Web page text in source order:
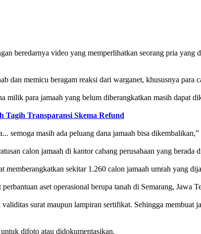
beredarnya video yang memperlihatkan seorang pria yang
dan memicu beragam reaksi dari warganet, khususnya para
milik para jamaah yang belum diberangkatkan masih dapat
Tagih Transparansi Skema Refund
semoga masih ada peluang dana jamaah bisa
calon jamaah di kantor cabang perusahaan yang
sekitar 1.260 calon jamaah umrah yang
aset operasional berupa tanah di Semarang, Jawa
surat maupun lampiran sertifikat. Sehingga membuat
difoto atau didokumentasikan.